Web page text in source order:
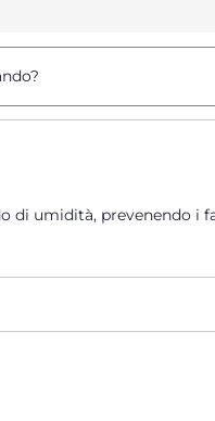
di umidità, prevenendo i